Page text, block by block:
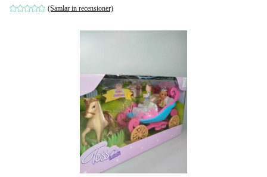
(Samlar in recensioner)